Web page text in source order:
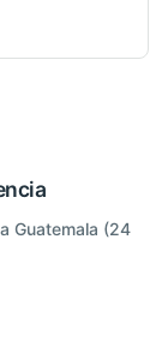
Guatemala (24